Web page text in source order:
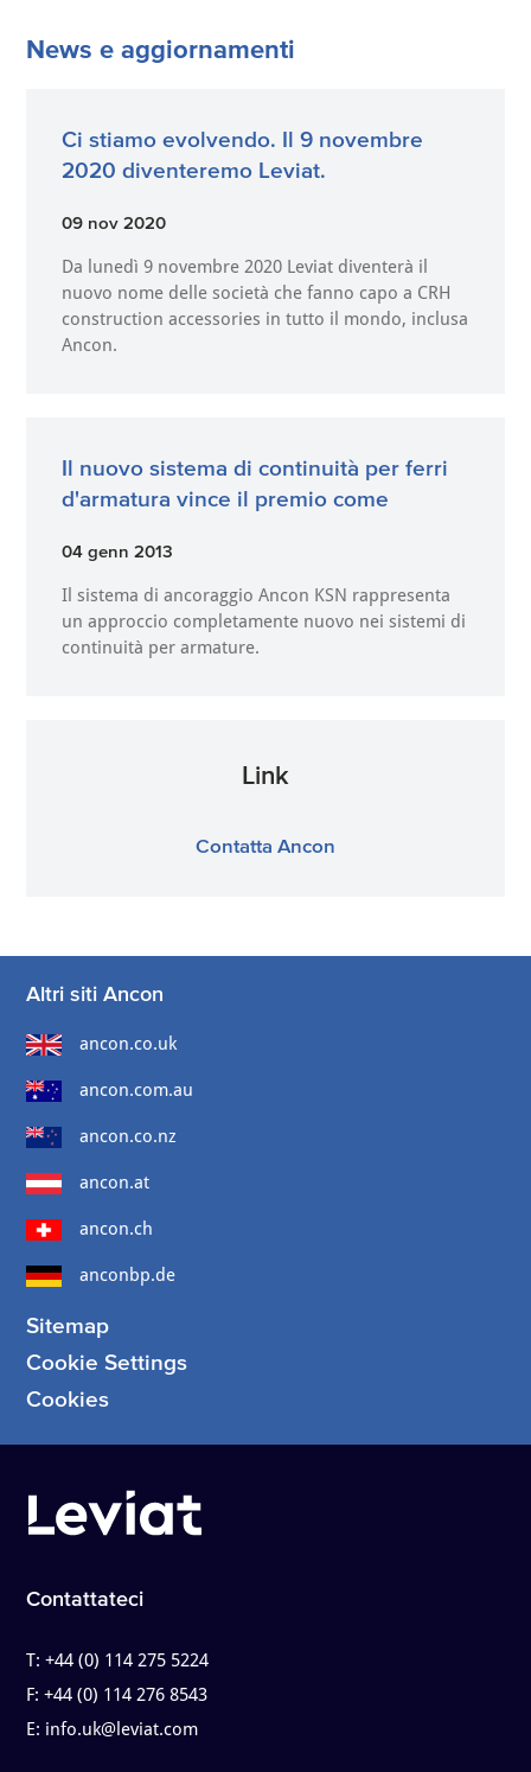
News e aggiornamenti
Ci stiamo evolvendo. Il 9 novembre
2020 diventeremo Leviat.
09 nov 2020
Da lunedì 9 novembre 2020 Leviat diventerà il
nuovo nome delle società che fanno capo a CRH
construction accessories in tutto il mondo, inclusa
Ancon.
Il nuovo sistema di continuità per ferri
d'armatura vince il premio come
04 genn 2013
Il sistema di ancoraggio Ancon KSN rappresenta
un approccio completamente nuovo nei sistemi di
continuità per armature.
Link
Contatta Ancon
Altri siti Ancon
ancon.co.uk
ancon.com.au
ancon.co.nz
ancon.at
ancon.ch
anconbp.de
Sitemap
Cookie Settings
Cookies
Contattateci
T:+44 (0) 114 275 5224
F:+44 (0) 114 276 8543
E: info.uk@leviat.com